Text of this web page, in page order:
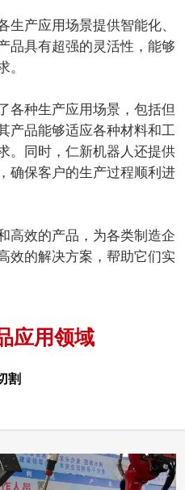
生产应用场景提供智能化、
品具有超强的灵活性，能够
。
各种生产应用场景，包括但
产品能够适应各种材料和工
。同时，仁新机器人还提供
确保客户的生产过程顺利进
高效的产品，为各类制造企
效的解决方案，帮助它们实
应用领域
割